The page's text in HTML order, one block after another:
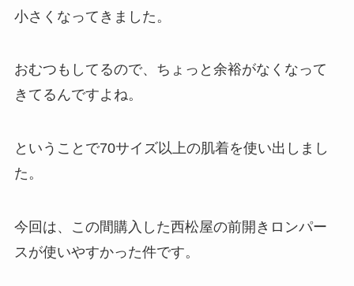
小さくなってきました。
おむつもしてるので、ちょっと余裕がなくなって
きてるんですよね。
ということで70サイズ以上の肌着を使い出しまし
た。
今回は、この間購入した西松屋の前開きロンパー
スが使いやすかった件です。